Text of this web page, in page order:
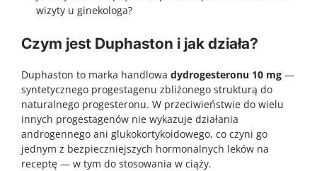
wizyty u ginekologa?
Czym jest Duphaston i jak działa?
Duphaston to marka handlowa dydrogesteronu 10 mg —
syntetycznego progestagenu zbliżonego strukturą do
naturalnego progesteronu. W przeciwieństwie do wielu
innych progestagenów nie wykazuje działania
androgennego ani glukokortykoidowego, co czyni go
jednym z bezpieczniejszych hormonalnych leków na
receptę — w tym do stosowania w ciąży.